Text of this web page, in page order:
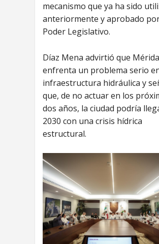
mecanismo que ya ha sido
anteriormente y aprobado
Poder Legislativo.
Díaz Mena advirtió que Mérida
enfrenta un problema serio
infraestructura hidráulica y
que, de no actuar en los
dos años, la ciudad podría
2030 con una crisis hídrica
estructural.